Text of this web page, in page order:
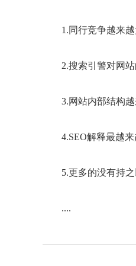
1.同行竞争越来
2.搜索引警对网
3.网站内部结构
4.SEO解释最越
5.更多的没有持
....